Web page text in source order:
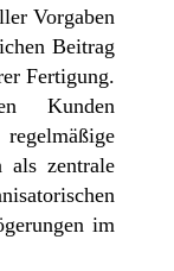
Vorgaben
Beitrag
Fertigung.
Kunden
als zentrale
im